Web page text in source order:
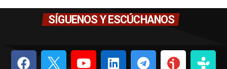
SÍGUENOS Y ESCÚCHANOS